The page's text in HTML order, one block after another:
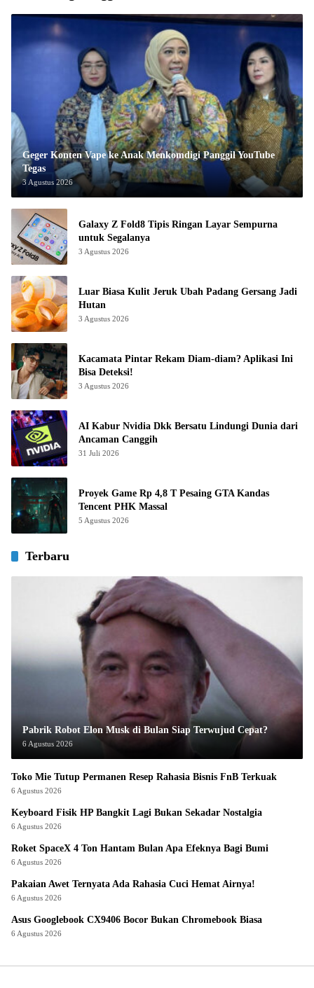
Geger Konten Vape ke Anak Menkomdigi Panggil YouTube
Tegas
3 Agustus 2026
Galaxy Z Fold8 Tipis Ringan Layar Sempurna
untuk Segalanya
3 Agustus 2026
Luar Biasa Kulit Jeruk Ubah Padang Gersang Jadi
Hutan
3 Agustus 2026
Kacamata Pintar Rekam Diam-diam? Aplikasi Ini
Bisa Deteksi!
3 Agustus 2026
AI Kabur Nvidia Dkk Bersatu Lindungi Dunia dari
Ancaman Canggih
31 Juli 2026
Proyek Game Rp 4,8 T Pesaing GTA Kandas
Tencent PHK Massal
5 Agustus 2026
Terbaru
Pabrik Robot Elon Musk di Bulan Siap Terwujud Cepat?
6 Agustus 2026
Toko Mie Tutup Permanen Resep Rahasia Bisnis FnB Terkuak
6 Agustus 2026
Keyboard Fisik HP Bangkit Lagi Bukan Sekadar Nostalgia
6 Agustus 2026
Roket SpaceX 4 Ton Hantam Bulan Apa Efeknya Bagi Bumi
6 Agustus 2026
Pakaian Awet Ternyata Ada Rahasia Cuci Hemat Airnya!
6 Agustus 2026
Asus Googlebook CX9406 Bocor Bukan Chromebook Biasa
6 Agustus 2026